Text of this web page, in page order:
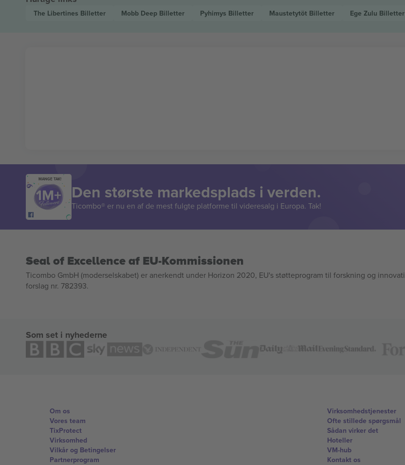
The Libertines Billetter Mobb Deep Billetter Pyhimys Billetter Maustetytöt Billetter Ege Zulu Billetter
MANGE TAK!
Den største markedsplads i verden.
Ticombo® er nu en af de mest fulgte platforme til videresalg i Europa. Tak!
Seal of Excellence af EU-Kommissionen
Ticombo GmbH (moderselskabet) er anerkendt under Horizon 2020, EU's støtteprogram til forskning og
forslag nr. 782393.
Som set i nyhederne
Om os
Vores team
TixProtect
Virksomhed
Vilkår og Betingelser
Partnerprogram
Virksomhedstjenester
Ofte stillede spørgsmål
Sådan virker det
Hoteller
VM-hub
Kontakt os